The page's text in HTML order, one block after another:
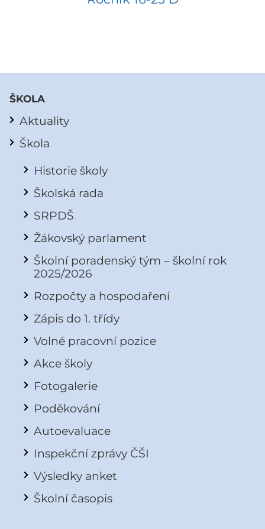
ŠKOLA
Aktuality
Škola
Historie školy
Školská rada
SRPDŠ
Žákovský parlament
Školní poradenský tým – školní rok
2025/2026
Rozpočty a hospodaření
Zápis do 1. třídy
Volné pracovní pozice
Akce školy
Fotogalerie
Poděkování
Autoevaluace
Inspekční zprávy ČŠI
Výsledky anket
Školní časopis